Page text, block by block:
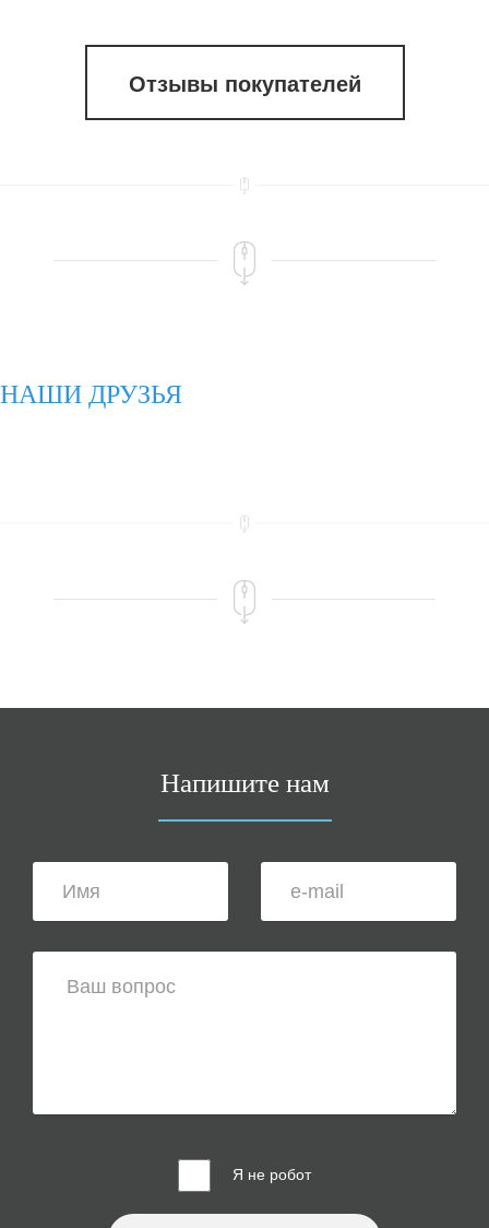
Отзывы покупателей
НАШИ ДРУЗЬЯ
Напишите нам
Я не робот